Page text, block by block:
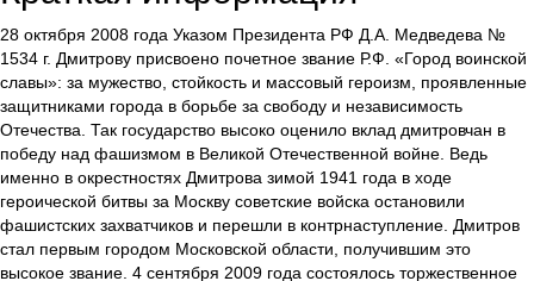
28 октября 2008 года Указом Президента РФ Д.А. Медведева №
1534 г. Дмитрову присвоено почетное звание Р.Ф. «Город воинской
славы»: за мужество, стойкость и массовый героизм, проявленные
защитниками города в борьбе за свободу и независимость
Отечества. Так государство высоко оценило вклад дмитровчан в
победу над фашизмом в Великой Отечественной войне. Ведь
именно в окрестностях Дмитрова зимой 1941 года в ходе
героической битвы за Москву советские войска остановили
фашистских захватчиков и перешли в контрнаступление. Дмитров
стал первым городом Московской области, получившим это
высокое звание. 4 сентября 2009 года состоялось торжественное